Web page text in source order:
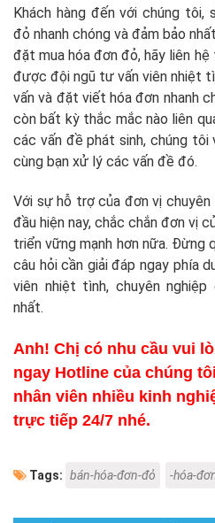
Khách hàng đến với chúng
đỏ nhanh chóng và đảm bảo
đặt mua hóa đơn đỏ, hãy liên
được đội ngũ tư vấn viên nhiệt
vấn và đặt viết hóa đơn nhanh
còn bất kỳ thắc mắc nào liên
các vấn đề phát sinh, chúng
cùng bạn xử lý các vấn đề đó.
Với sự hỗ trợ của đơn vị
đầu hiện nay, chắc chắn đơn vị
triển vững mạnh hơn nữa. Đừng
câu hỏi cần giải đáp ngay phía
viên nhiệt tình, chuyên
nhất.
Anh! Chị có nhu cầu vui
ngay Hotline của chúng
nhân viên nhiều kinh
trực tiếp 24/7 nhé.
Tags: bán-hóa-đơn-đỏ -hóa-